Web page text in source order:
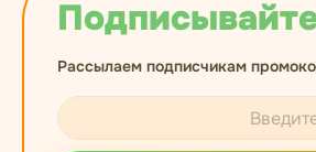
Рассылаем подписчикам